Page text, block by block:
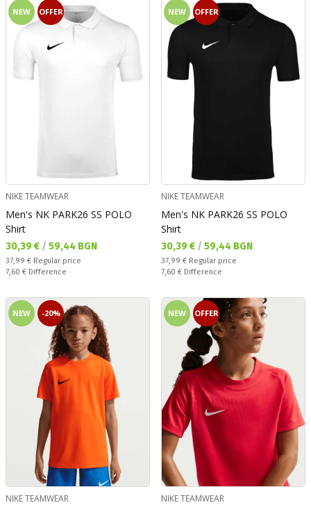
NEW OFFER
NIKE TEAMWEAR
Men's NK PARK26 SS POLO
Shirt
Текуща цена:
30,39 € / 59,44 BGN
Regular price:
37,99 € Regular price
Спестявате:
7,60 € Difference
NEW OFFER
NIKE TEAMWEAR
Men's NK PARK26 SS POLO
Shirt
Текуща цена:
30,39 € / 59,44 BGN
Regular price:
37,99 € Regular price
Спестявате:
7,60 € Difference
NEW -20%
NIKE TEAMWEAR
NEW OFFER
NIKE TEAMWEAR